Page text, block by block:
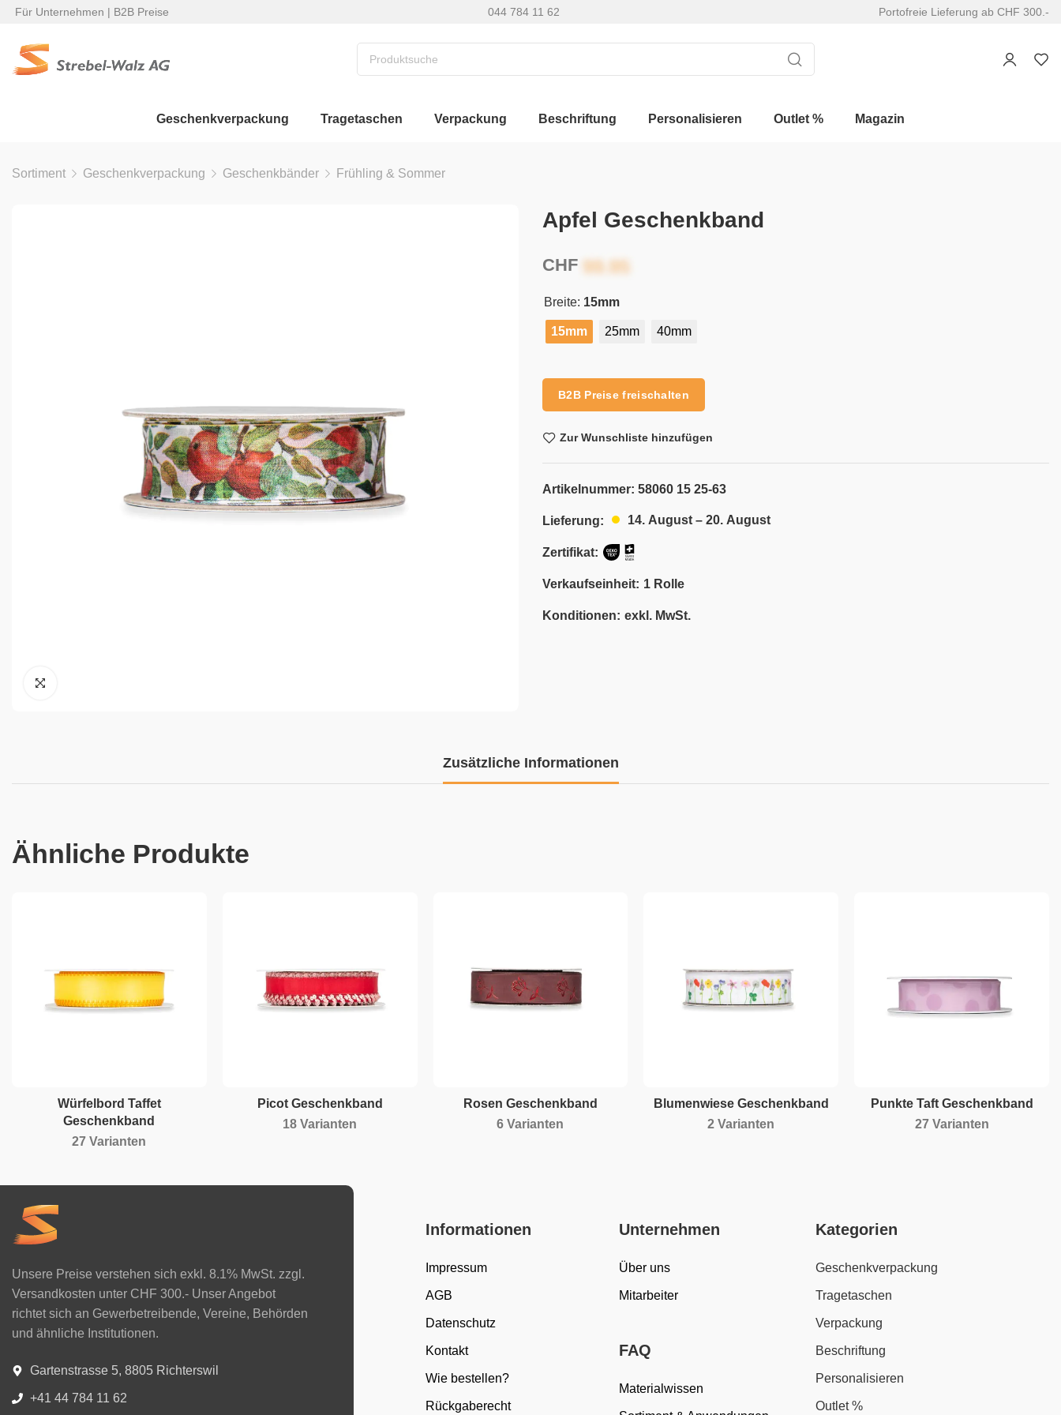
Für Unternehmen | B2B Preise 044 784 11 62 Portofreie Lieferung ab CHF 300.-
Geschenkverpackung Tragetaschen Verpackung Beschriftung Personalisieren Outlet % Magazin
Sortiment Geschenkverpackung Geschenkbänder Frühling & Sommer
Apfel Geschenkband
CHF
Breite: 15mm
15mm 25mm 40mm
B2B Preise freischalten
Zur Wunschliste hinzufügen
Artikelnummer: 58060 15 25-63
Lieferung: 14. August – 20. August
Zertifikat:
Verkaufseinheit: 1 Rolle
Konditionen: exkl. MwSt.
Zusätzliche Informationen
Ähnliche Produkte
Würfelbord Taffet
Geschenkband
27 Varianten
Picot Geschenkband
18 Varianten
Rosen Geschenkband
6 Varianten
Blumenwiese Geschenkband
2 Varianten
Punkte Taft Geschenkband
27 Varianten
Unsere Preise verstehen sich exkl. 8.1% MwSt. zzgl.
Versandkosten unter CHF 300.- Unser Angebot
richtet sich an Gewerbetreibende, Vereine, Behörden
und ähnliche Institutionen.
Gartenstrasse 5, 8805 Richterswil
+41 44 784 11 62
Informationen
Impressum
AGB
Datenschutz
Kontakt
Wie bestellen?
Rückgaberecht
Unternehmen
Über uns
Mitarbeiter
FAQ
Materialwissen
Kategorien
Geschenkverpackung
Tragetaschen
Verpackung
Beschriftung
Personalisieren
Outlet %